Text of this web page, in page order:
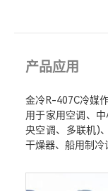
产品应用
金冷R-407C冷媒
用于家用空调、
央空调、多联机)
干燥器、船用制冷